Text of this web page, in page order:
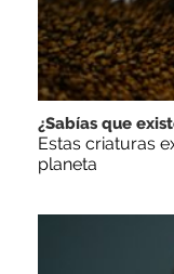
¿Sabías que
Estas criaturas
planeta